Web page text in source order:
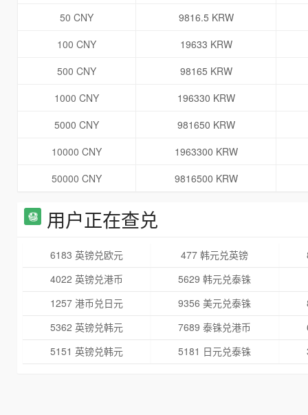
50 CNY
9816.5 KRW
100 CNY
19633 KRW
500 CNY
98165 KRW
1000 CNY
196330 KRW
5000 CNY
981650 KRW
10000 CNY
1963300 KRW
50000 CNY
9816500 KRW
用户正在查兑
6183 英镑兑欧元 477 韩元兑英镑
4022 英镑兑港币
5629 韩元兑泰铢
1257 港币兑日元
9356 美元兑泰铢
5362 英镑兑韩元
7689 泰铢兑港币
5151 英镑兑韩元
5181 日元兑泰铢